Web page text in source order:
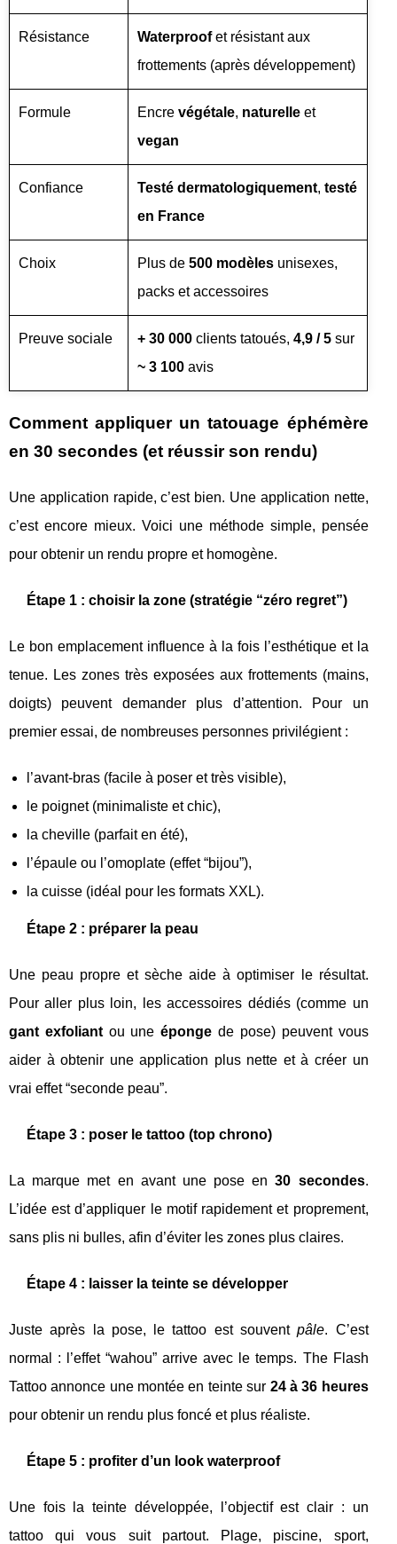
Résistance Waterproofet résistant aux
frottements (après développement)
Formule Encre végétale, naturelle et
vegan
Confiance Testé dermatologiquement, testé
en France
Choix Plus de 500 modèles unisexes,
packs et accessoires
Preuve sociale + 30 000 clients tatoués, 4,9 / 5 sur
~ 3 100 avis
Comment appliquer un tatouage éphémère
en 30 secondes (et réussir son rendu)
Une application rapide, c’est bien. Une application nette,
c’est encore mieux. Voici une méthode simple, pensée
pour obtenir un rendu propre et homogène.
Étape 1 : choisir la zone (stratégie “zéro regret”)
Le bon emplacement influence à la fois l’esthétique et la
tenue. Les zones très exposées aux frottements (mains,
doigts) peuvent demander plus d’attention. Pour un
premier essai, de nombreuses personnes privilégient :
l’avant-bras (facile à poser et très visible),
le poignet (minimaliste et chic),
la cheville (parfait en été),
l’épaule ou l’omoplate (effet “bijou”),
la cuisse (idéal pour les formats XXL).
Étape 2 : préparer la peau
Une peau propre et sèche aide à optimiser le résultat.
Pour aller plus loin, les accessoires dédiés (comme un
gant exfoliantou uneéponge de pose) peuvent vous
aider à obtenir une application plus nette et à créer un
vrai effet “seconde peau”.
Étape 3 : poser le tattoo (top chrono)
La marque met en avant une pose en30 secondes.
L’idée est d’appliquer le motif rapidement et proprement,
sans plis ni bulles, afin d’éviter les zones plus claires.
Étape 4 : laisser la teinte se développer
Juste après la pose, le tattoo est souventpâle. C’est
normal : l’effet “wahou” arrive avec le temps. The Flash
Tattoo annonce une montée en teinte sur 24 à 36 heures
pour obtenir un rendu plus foncé et plus réaliste.
Étape 5 : profiter d’un look waterproof
Une fois la teinte développée, l’objectif est clair : un
tattoo qui vous suit partout. Plage, piscine, sport,